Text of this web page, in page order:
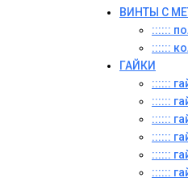
ВИНТЫ C
::::::
::::::
ГАЙКИ
::::::
::::::
::::::
::::::
::::::
::::::